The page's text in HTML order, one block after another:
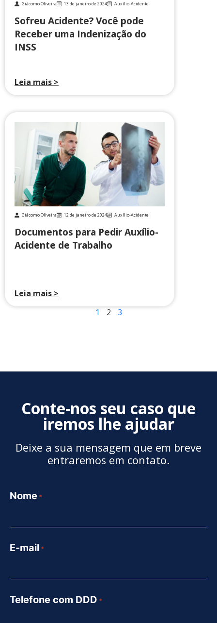
Giácomo Oliveira 13 de janeiro de 2024 Auxílio-Acidente
Sofreu Acidente? Você pode
Receber uma Indenização do
INSS
Leia mais >
Giácomo Oliveira 12 de janeiro de 2024 Auxílio-Acidente
Documentos para Pedir Auxílio-
Acidente de Trabalho
Leia mais >
1
2 3
Conte-nos seu caso que
iremos lhe ajudar
Deixe a sua mensagem que em breve
entraremos em contato.
Nome *
E-mail *
Telefone com DDD *